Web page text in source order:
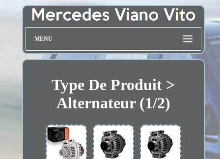
MENU
Type De Produit >
Alternateur (1/2)